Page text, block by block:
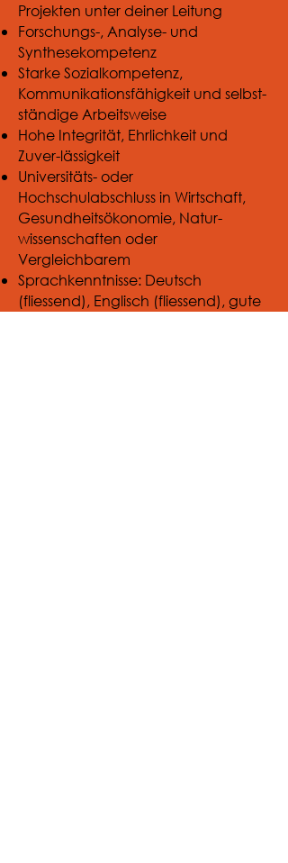
Projekten unter deiner Leitung
Forschungs-, Analyse- und
Synthesekompetenz
Starke Sozialkompetenz,
Kommunikationsfähigkeit und selbst-
ständige Arbeitsweise
Hohe Integrität, Ehrlichkeit und
Zuver-lässigkeit
Universitäts- oder
Hochschulabschluss in Wirtschaft,
Gesundheitsökonomie, Natur-
wissenschaften oder
Vergleichbarem
Sprachkenntnisse: Deutsch
(fliessend), Englisch (fliessend), gute